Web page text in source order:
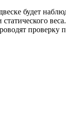
будет
проверку